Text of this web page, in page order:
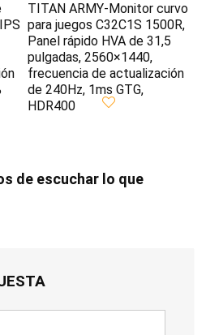
TITAN ARMY-Monitor curvo
para juegos C32C1S 1500R,
Panel rápido HVA de 31,5
pulgadas, 2560×1440,
frecuencia de actualización
de 240Hz, 1ms GTG,
HDR400
de escuchar lo que